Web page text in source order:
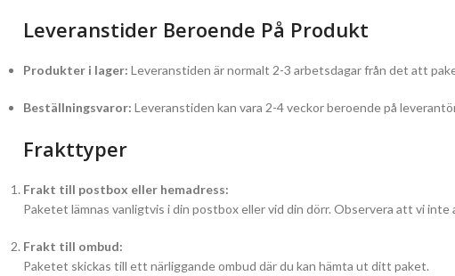
Leveranstider Beroende På Produkt
Produkter i lager: Leveranstiden är normalt 2-3 arbetsdagar från det att
Beställningsvaror: Leveranstiden kan vara 2-4 veckor beroende på
Frakttyper
Frakt till postbox eller hemadress:
Paketet lämnas vanligtvis i din postbox eller vid din dörr. Observera att vi
Frakt till ombud:
Paketet skickas till ett närliggande ombud där du kan hämta ut ditt paket.